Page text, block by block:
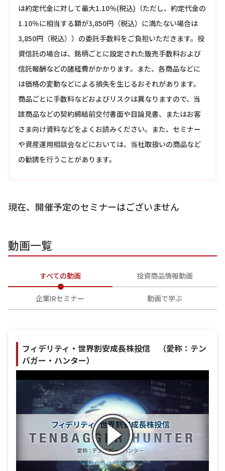
は約定代金に対して最大1.10％(税込)（ただし、約定代金の
1.10％に相当する額が3,850円（税込）に満たない場合は
3,850円（税込））の委託手数料をご負担いただきます。投
資信託の場合は、銘柄ごとに設定された販売手数料および
信託報酬などの諸経費がかかります。また、各商品などに
は価格の変動などによる損失を生じるおそれがあります。
商品ごとに手数料などおよびリスクは異なりますので、当
該商品などの契約締結前交付書面や目論見書、またはお客
さま向け資料などをよくお読みください。また、セミナー
や資産運用相談会などにおいては、当社取扱いの商品など
の勧誘を行うことがあります。
現在、開催予定のセミナーはございません
動画一覧
すべての動画 投資商品情報動画
企業IRセミナー 動画で学ぶ
フィデリティ・世界割安成長株投信 （愛称：テン
バガー・ハンター）